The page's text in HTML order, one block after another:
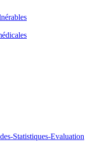
Statistiques-Evaluation